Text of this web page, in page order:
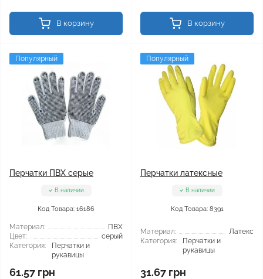
В корзину В корзину
Популярный
Перчатки ПВХ серые
В наличии
Код Товара: 16186
Материал:
ПВХ
Цвет:
серый
Категория:
Перчатки и
рукавицы
61.57 грн
Популярный
Перчатки латексные
В наличии
Код Товара: 8391
Материал:
Латекс
Категория:
Перчатки и
рукавицы
31.67 грн